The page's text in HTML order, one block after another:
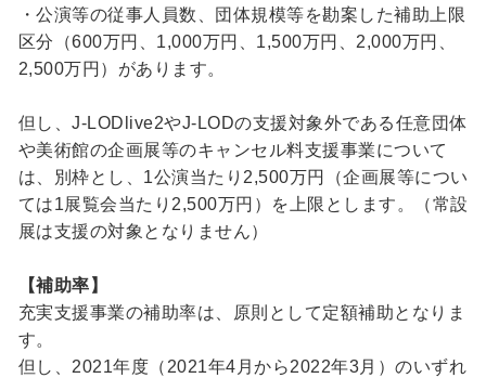
・公演等の従事人員数、団体規模等を勘案した補助上限
区分（600万円、1,000万円、1,500万円、2,000万円、
2,500万円）があります。
但し、J-LODlive2やJ-LODの支援対象外である任意団体
や美術館の企画展等のキャンセル料支援事業について
は、別枠とし、1公演当たり2,500万円（企画展等につい
ては1展覧会当たり2,500万円）を上限とします。（常設
展は支援の対象となりません）
【補助率】
充実支援事業の補助率は、原則として定額補助となりま
す。
但し、2021年度（2021年4月から2022年3月）のいずれ